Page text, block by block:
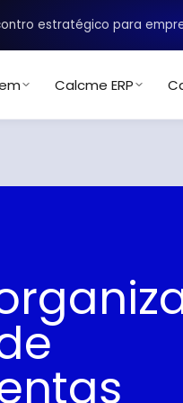
estratégico para
Calcme ERP